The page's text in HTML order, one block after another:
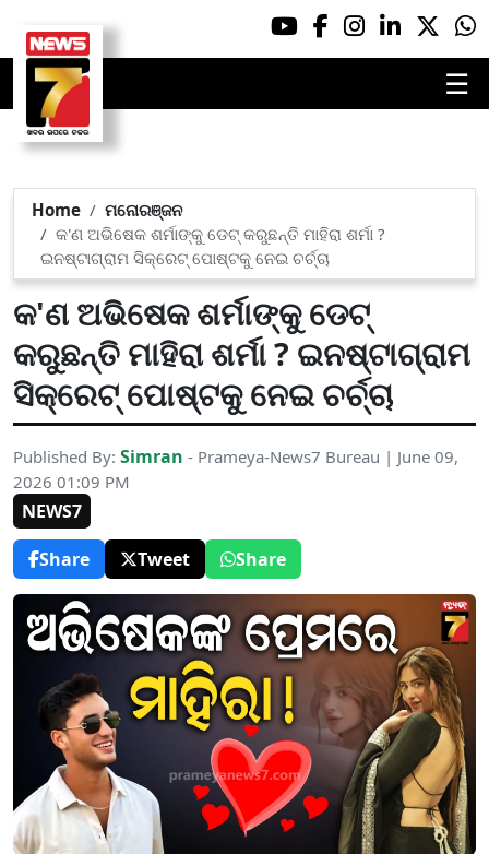
☰
Home
ମନୋରଞ୍ଜନ
କ'ଣ ଅଭିଷେକ ଶର୍ମାଙ୍କୁ ଡେଟ୍ କରୁଛନ୍ତି ମାହିରା ଶର୍ମା ?
ଇନଷ୍ଟାଗ୍ରାମ ସିକ୍ରେଟ୍ ପୋଷ୍ଟକୁ ନେଇ ଚର୍ଚ୍ଚା
କ'ଣ ଅଭିଷେକ ଶର୍ମାଙ୍କୁ ଡେଟ୍
କରୁଛନ୍ତି ମାହିରା ଶର୍ମା ? ଇନଷ୍ଟାଗ୍ରାମ
ସିକ୍ରେଟ୍ ପୋଷ୍ଟକୁ ନେଇ ଚର୍ଚ୍ଚା
Published By: Simran - Prameya-News7 Bureau | June 09,
2026 01:09 PM
NEWS7
Share
Tweet Share